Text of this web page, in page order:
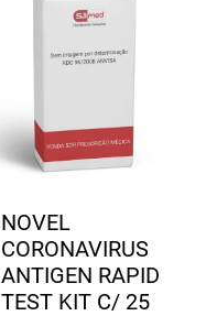
NOVEL
CORONAVIRUS
ANTIGEN RAPID
TEST KIT C/ 25